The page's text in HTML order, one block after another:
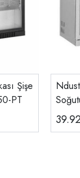
Şişe
PT
SS